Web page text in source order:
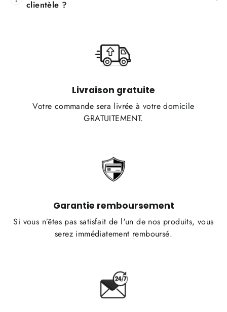
clientèle ?
Livraison gratuite
Votre commande sera livrée à votre domicile
GRATUITEMENT.
Garantie remboursement
Si vous n’êtes pas satisfait de l'un de nos produits, vous
serez immédiatement remboursé.